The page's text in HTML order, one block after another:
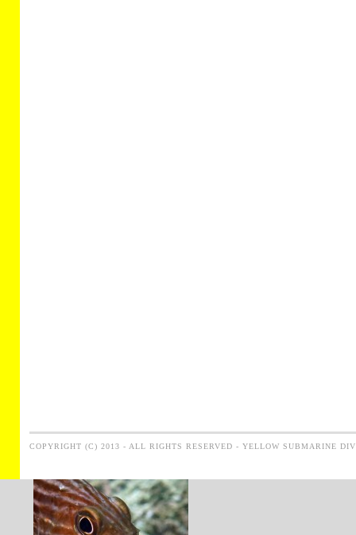
COPYRIGHT (C) 2013 - ALL RIGHTS RESERVED - YELLOW SUBMARINE